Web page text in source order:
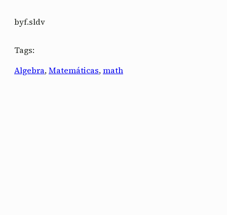
byf.sldv
Tags:
Algebra, Matemáticas, math